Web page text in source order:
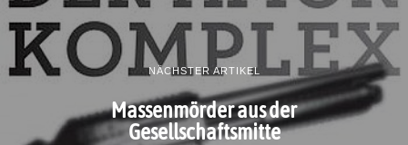
NÄCHSTER ARTIKEL
Massenmörder aus der
Gesellschaftsmitte